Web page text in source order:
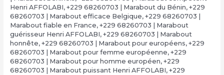
Henri AFFOLABI, +229 68260703 | Marabout du Bénin, +229
68260703 | Marabout efficace Belgique, +229 68260703 |
Marabout fiable en France, +229 68260703 | Marabout
guérisseur Henri AFFOLABI, +229 68260703 | Marabout
honnête, +229 68260703 | Marabout pour européens, +229
68260703 | Marabout pour femme européenne, +229
68260703 | Marabout pour homme européen, +229
68260703 | Marabout puissant Henri AFFOLABI, +229